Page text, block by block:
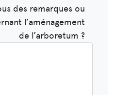
des remarques ou
l’aménagement
de l’arboretum ?